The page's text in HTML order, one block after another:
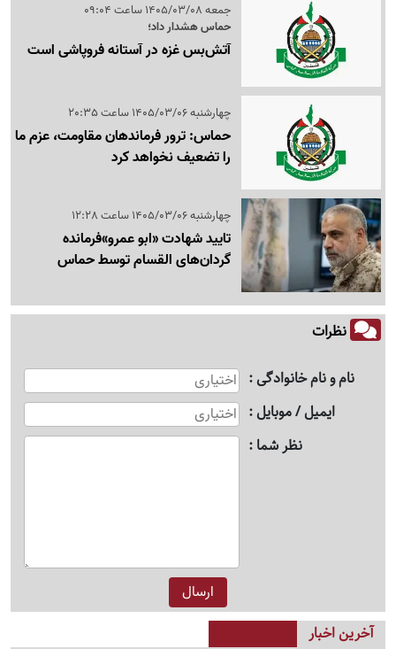
جمعه 1405/03/08 ساعت 09:04
حماس هشدار داد؛
آتش‌بس غزه در آستانه فروپاشی است
چهارشنبه 1405/03/06 ساعت 20:35
حماس: ترور فرماندهان مقاومت، عزم ما
را تضعیف نخواهد کرد
چهارشنبه 1405/03/06 ساعت 12:28
تایید شهادت «ابو عمرو»فرمانده
گردان‌های القسام توسط حماس
نظرات
نام و نام خانوادگی
ایمیل / موبایل
نظر شما
آخرین اخبار